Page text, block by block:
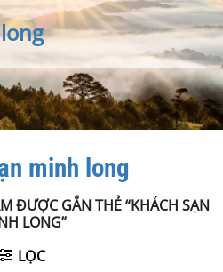
minh long
ĐƯỢC GẮN THẺ “KHÁCH SẠN
LONG”
LỌC